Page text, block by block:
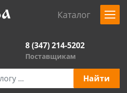
Каталог
8 (347) 214-5202
Поставщикам